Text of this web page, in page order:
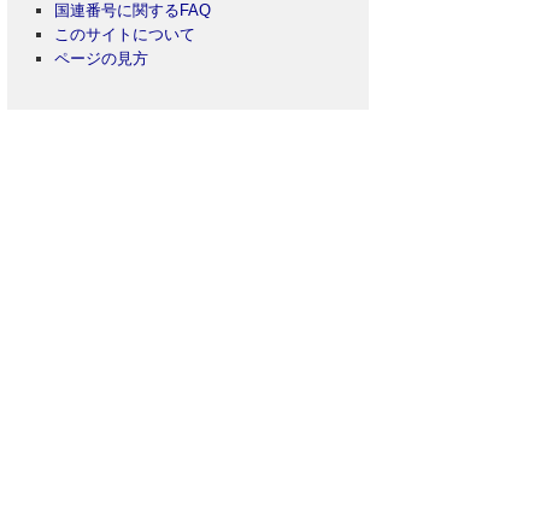
国連番号に関するFAQ
このサイトについて
ページの見方